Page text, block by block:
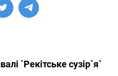
`Рекітське сузір`я`